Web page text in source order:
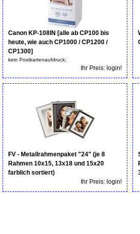
Canon KP-108IN [alle ab CP100 bis
heute, wie auch CP1000 / CP1200 /
CP1300]
kein Postkartenaufdruck;
Ihr Preis: login!
FV - Metallrahmenpaket "24" (je 8
Rahmen 10x15, 13x18 und 15x20
farblich sortiert)
Ihr Preis: login!